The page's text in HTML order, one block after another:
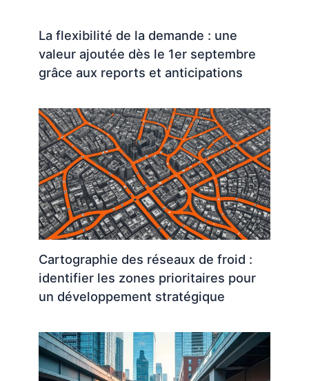
La flexibilité de la demande : une
valeur ajoutée dès le 1er septembre
grâce aux reports et anticipations
Cartographie des réseaux de froid :
identifier les zones prioritaires pour
un développement stratégique